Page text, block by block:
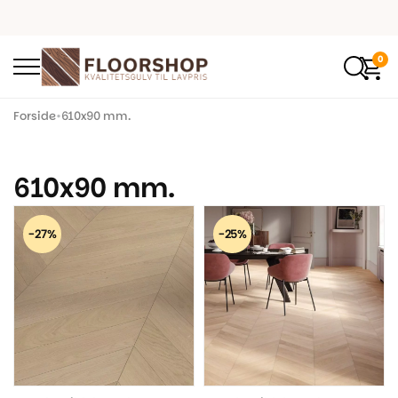
0
Forside•610x90 mm.
610x90 mm.
-27% -25%